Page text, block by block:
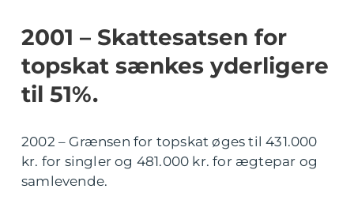
2001 – Skattesatsen for
topskat sænkes yderligere
til 51%.
2002 – Grænsen for topskat øges til 431.000
kr. for singler og 481.000 kr. for ægtepar og
samlevende.